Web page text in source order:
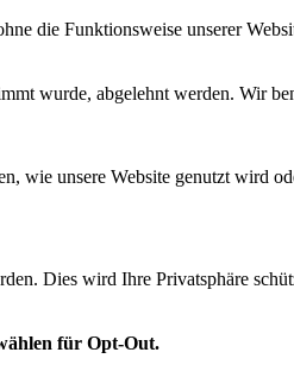
die Funktionsweise unserer
wurde, abgelehnt werden. Wir
wie unsere Website genutzt wird
Dies wird Ihre Privatsphäre
für Opt-Out.